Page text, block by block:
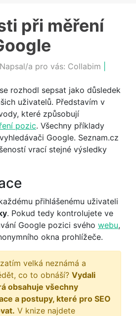
při měření
Napsal/a pro vás: Collabim
rozhodl sepsat jako důsledek
uživatelů. Představím v
které způsobují
pozic. Všechny příklady
Google. Seznam.cz
vrací stejné výsledky
přihlášenému uživateli
. Pokud tedy kontrolujete ve
Google pozici svého webu,
okna prohlížeče.
velká neznámá a
co to obnáší? Vydali
obsahuje všechny
a postupy, které pro SEO
V knize najdete